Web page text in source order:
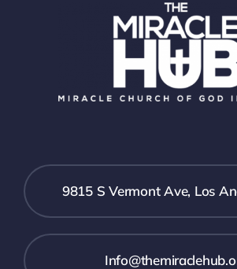
9815 S Vermont Ave, Los